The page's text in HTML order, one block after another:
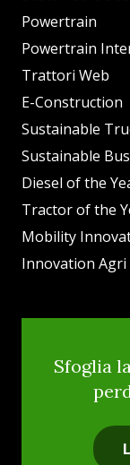
Powertrain
Powertrain
Trattori Web
E-Construction
Sustainable
Sustainable
Diesel of the
Tractor of the
Mobility
Innovation Agri
Sfoglia